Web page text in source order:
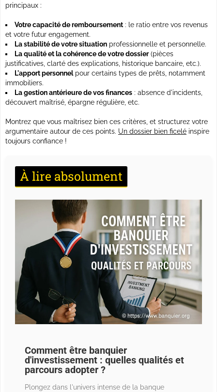
principaux :
Votre capacité de remboursement : le ratio entre vos revenus
et votre futur engagement.
La stabilité de votre situation professionnelle et personnelle.
La qualité et la cohérence de votre dossier(pièces
justificatives, clarté des explications, historique bancaire, etc.).
L'apport personnelpour certains types de prêts, notamment
immobiliers.
La gestion antérieure de vos finances : absence d'incidents,
découvert maîtrisé, épargne régulière, etc.
Montrez que vous maîtrisez bien ces critères, et structurez votre
argumentaire autour de ces points. Un dossier bien ficelé inspire
toujours confiance !
À lire absolument
Comment être banquier
d'investissement : quelles qualités et
parcours adopter ?
Plongez dans l'univers intense de la banque